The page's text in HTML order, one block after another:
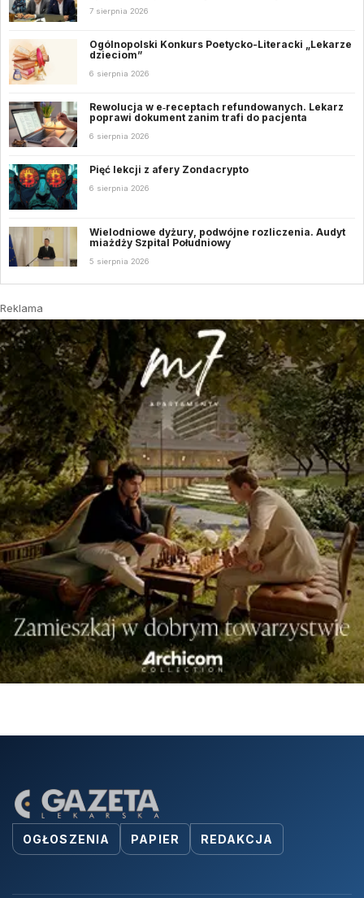
7 sierpnia 2026
Ogólnopolski Konkurs Poetycko-Literacki „Lekarze
dzieciom”
6 sierpnia 2026
Rewolucja w e‑receptach refundowanych. Lekarz
poprawi dokument zanim trafi do pacjenta
6 sierpnia 2026
Pięć lekcji z afery Zondacrypto
6 sierpnia 2026
Wielodniowe dyżury, podwójne rozliczenia. Audyt
miażdży Szpital Południowy
5 sierpnia 2026
Reklama
OGŁOSZENIA PAPIER REDAKCJA